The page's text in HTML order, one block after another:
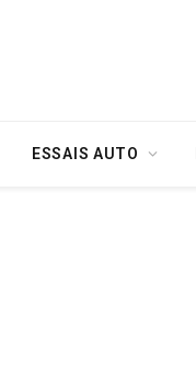
ESSAIS AUTO